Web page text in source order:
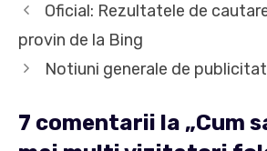
Oficial: Rezultatele de
provin de la Bing
Notiuni generale de
7 comentarii la „Cum